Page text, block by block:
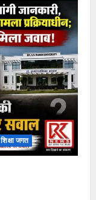
शिक्षा जगत